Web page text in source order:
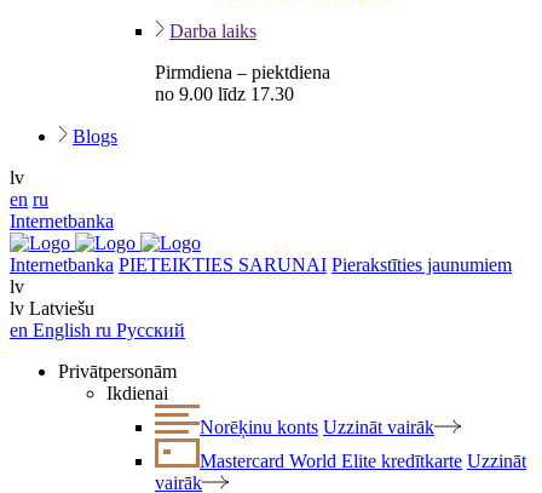
Darba laiks
Pirmdiena – piektdiena
no 9.00 līdz 17.30
Blogs
lv
en ru
Internetbanka
Internetbanka PIETEIKTIES SARUNAI Pierakstīties jaunumiem
lv
lv Latviešu
en English ru Русский
Privātpersonām
Ikdienai
Norēķinu konts Uzzināt vairāk
Mastercard World Elite kredītkarte Uzzināt
vairāk